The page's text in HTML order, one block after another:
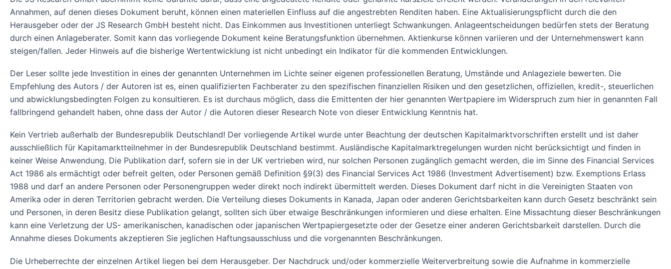
Annahmen, auf denen dieses Dokument beruht, können einen materiellen Einfluss auf die angestrebten Renditen haben. Eine Aktualisierungspflicht durch die den
Herausgeber oder der JS Research GmbH besteht nicht. Das Einkommen aus Investitionen unterliegt Schwankungen. Anlageentscheidungen bedürfen stets der Beratung
durch einen Anlageberater. Somit kann das vorliegende Dokument keine Beratungsfunktion übernehmen. Aktienkurse können variieren und der Unternehmenswert kann
steigen/fallen. Jeder Hinweis auf die bisherige Wertentwicklung ist nicht unbedingt ein Indikator für die kommenden Entwicklungen.
Der Leser sollte jede Investition in eines der genannten Unternehmen im Lichte seiner eigenen professionellen Beratung, Umstände und Anlageziele bewerten. Die
Empfehlung des Autors / der Autoren ist es, einen qualifizierten Fachberater zu den spezifischen finanziellen Risiken und den gesetzlichen, offiziellen, kredit-, steuerlichen
und abwicklungsbedingten Folgen zu konsultieren. Es ist durchaus möglich, dass die Emittenten der hier genannten Wertpapiere im Widerspruch zum hier in genannten Fall
fallbringend gehandelt haben, ohne dass der Autor / die Autoren dieser Research Note von dieser Entwicklung Kenntnis hat.
Kein Vertrieb außerhalb der Bundesrepublik Deutschland! Der vorliegende Artikel wurde unter Beachtung der deutschen Kapitalmarktvorschriften erstellt und ist daher
ausschließlich für Kapitamarktteilnehmer in der Bundesrepublik Deutschland bestimmt. Ausländische Kapitalmarktregelungen wurden nicht berücksichtigt und finden in
keiner Weise Anwendung. Die Publikation darf, sofern sie in der UK vertrieben wird, nur solchen Personen zugänglich gemacht werden, die im Sinne des Financial Services
Act 1986 als ermächtigt oder befreit gelten, oder Personen gemäß Definition §9(3) des Financial Services Act 1986 (Investment Advertisement) bzw. Exemptions Erlass
1988 und darf an andere Personen oder Personengruppen weder direkt noch indirekt übermittelt werden. Dieses Dokument darf nicht in die Vereinigten Staaten von
Amerika oder in deren Territorien gebracht werden. Die Verteilung dieses Dokuments in Kanada, Japan oder anderen Gerichtsbarkeiten kann durch Gesetz beschränkt sein
und Personen, in deren Besitz diese Publikation gelangt, sollten sich über etwaige Beschränkungen informieren und diese erhalten. Eine Missachtung dieser Beschränkungen
kann eine Verletzung der US- amerikanischen, kanadischen oder japanischen Wertpapiergesetzte oder der Gesetze einer anderen Gerichtsbarkeit darstellen. Durch die
Annahme dieses Dokuments akzeptieren Sie jeglichen Haftungsausschluss und die vorgenannten Beschränkungen.
Die Urheberrechte der einzelnen Artikel liegen bei dem Herausgeber. Der Nachdruck und/oder kommerzielle Weiterverbreitung sowie die Aufnahme in kommerzielle